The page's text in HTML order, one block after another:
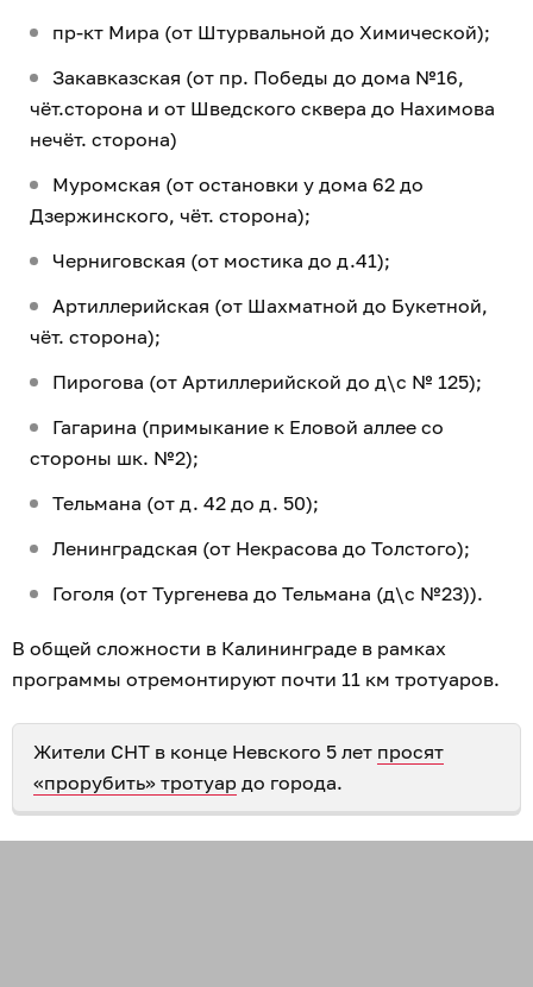
пр-кт Мира (от Штурвальной до Химической);
Закавказская (от пр. Победы до дома №16,
чёт.сторона и от Шведского сквера до Нахимова
нечёт. сторона)
Муромская (от остановки у дома 62 до
Дзержинского, чёт. сторона);
Черниговская (от мостика до д.41);
Артиллерийская (от Шахматной до Букетной,
чёт. сторона);
Пирогова (от Артиллерийской до д\с № 125);
Гагарина (примыкание к Еловой аллее со
стороны шк. №2);
Тельмана (от д. 42 до д. 50);
Ленинградская (от Некрасова до Толстого);
Гоголя (от Тургенева до Тельмана (д\с №23)).
В общей сложности в Калининграде в рамках
программы отремонтируют почти 11 км тротуаров.
Жители СНТ в конце Невского 5 лет просят
«прорубить» тротуар до города.